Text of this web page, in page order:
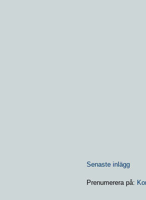
Senaste inlägg
Prenumerera på: